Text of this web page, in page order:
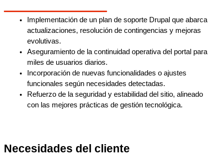
Implementación de un plan de soporte Drupal que abarca
actualizaciones, resolución de contingencias y mejoras
evolutivas.
Aseguramiento de la continuidad operativa del portal para
miles de usuarios diarios.
Incorporación de nuevas funcionalidades o ajustes
funcionales según necesidades detectadas.
Refuerzo de la seguridad y estabilidad del sitio, alineado
con las mejores prácticas de gestión tecnológica.
Necesidades del cliente